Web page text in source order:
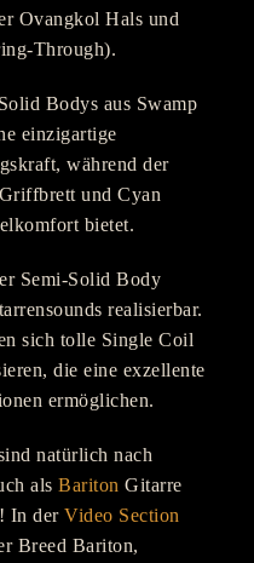
Ovangkol Hals und
Through).
Bodys aus Swamp
einzigartige
während der
und Cyan
bietet.
Semi-Solid Body
realisierbar.
sich tolle Single Coil
die eine exzellente
ermöglichen.
natürlich nach
als Bariton Gitarre
In der Video Section
Breed Bariton,